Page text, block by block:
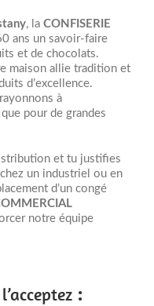
, la CONFISERIE
ans un savoir-faire
et de chocolats.
maison allie tradition et
d’excellence.
à
pour de grandes
et tu justifies
un industriel ou en
d’un congé
notre équipe
: